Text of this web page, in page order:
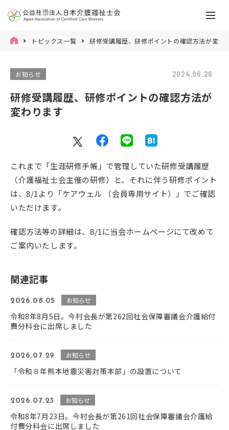
トピックス一覧 研修受講履歴、研修ポイントの確認方法が変わ
お知らせ 2024.06.26
研修受講履歴、研修ポイントの確認方法が
変わります
これまで「生涯研修手帳」で管理していた研修受講履歴
（介護福祉士会主催の研修）と、それに伴う研修ポイント
は、8/1より「ケアウェル （会員専用サイト）」でご確認
いただけます。
確認方法等の詳細は、8/1に当会ホームページにて改めて
ご案内いたします。
関連記事
2026.08.05 お知らせ
令和8年8月5日。今村会長が第262回社会保障審議会介護給付
費分科会に出席しました
2026.07.29 お知らせ
「令和８年熊本地震災害対策本部」の設置について
2026.07.23 お知らせ
令和8年7月23日。今村会長が第261回社会保障審議会介護給
付費分科会に出席しました